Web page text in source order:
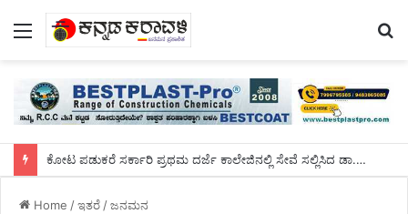
Menu
ಕೋಟ ಪಡುಕರೆ ಸರ್ಕಾರಿ ಪ್ರಥಮ ದರ್ಜೆ ಕಾಲೇಜಿನಲ್ಲಿ ಸೇವೆ ಸಲ್ಲಿಸಿದ ಡಾ.ಸುಬ್ರಹ್ಮಣ್ಯರಿಗೆ ಬೀಳ್ಕೊಡುಗೆ ಸಮಾರಂಭ
Home /ಇತರೆ/ಜನಮನ